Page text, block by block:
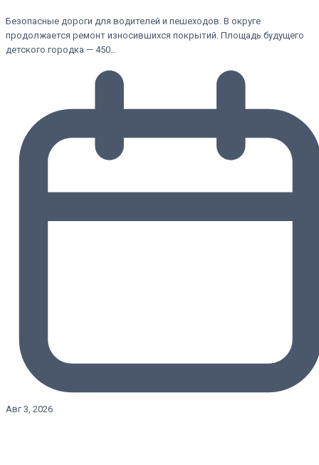
Безопасные дороги для водителей и пешеходов. В округе
продолжается ремонт износившихся покрытий. Площадь будущего
детского городка — 450…
Авг 3, 2026